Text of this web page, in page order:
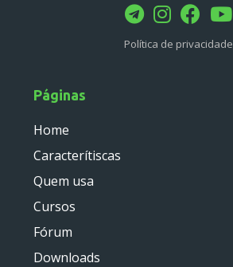
Política de privacidade
Páginas
Home
Caracterítiscas
Quem usa
Cursos
Fórum
Downloads